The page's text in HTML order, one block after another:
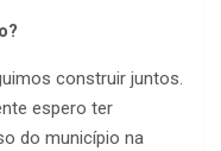
construir juntos.
espero ter
do município na